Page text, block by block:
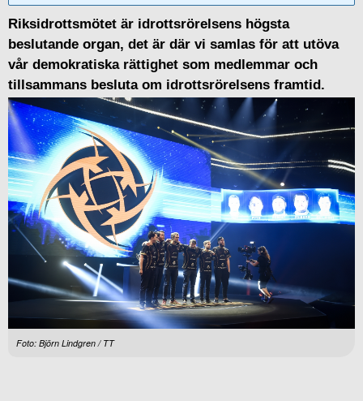
Riksidrottsmötet är idrottsrörelsens högsta
beslutande organ, det är där vi samlas för att utöva
vår demokratiska rättighet som medlemmar och
tillsammans besluta om idrottsrörelsens framtid.
Foto: Björn Lindgren / TT